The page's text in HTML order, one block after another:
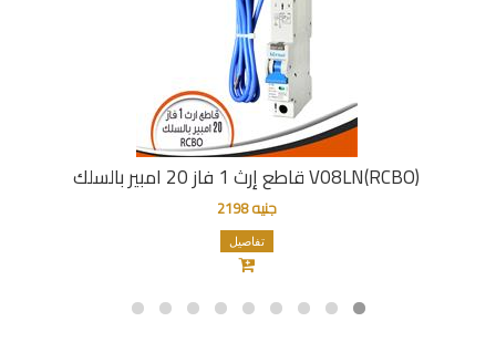
قاطع إرث 1 فاز 20 امبير بالسلك V08LN(RCBO)
جنيه 2198
تفاصيل